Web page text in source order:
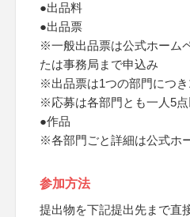
●出品料
●出品票
※一般出品票は公式ホーム
たは事務局まで申込み
※出品票は1つの部門につき
※応募は各部門とも一人5点
●作品
※各部門ごと詳細は公式ホ
参加方法
提出物を下記提出先まで直